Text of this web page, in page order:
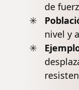
de
nivel y